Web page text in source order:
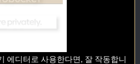
에디터로 사용한다면, 잘 작동합니